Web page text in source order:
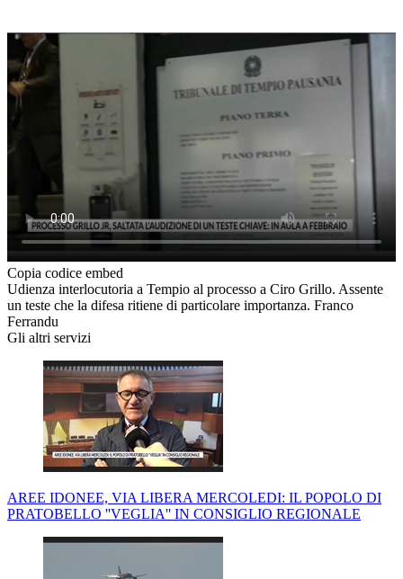
Copia codice embed
Udienza interlocutoria a Tempio al processo a Ciro Grillo. Assente
un teste che la difesa ritiene di particolare importanza. Franco
Ferrandu
Gli altri servizi
AREE IDONEE, VIA LIBERA MERCOLEDI: IL POPOLO DI
PRATOBELLO ''VEGLIA'' IN CONSIGLIO REGIONALE